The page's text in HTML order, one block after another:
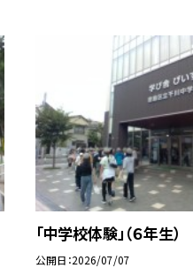
「中学校体験」（６年生）
公開日 2026/07/07